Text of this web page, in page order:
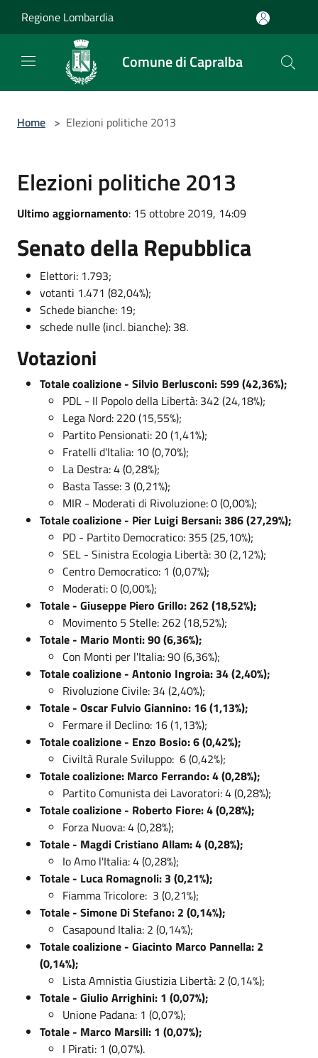
Regione Lombardia
Comune di Capralba
Home > Elezioni politiche 2013
Elezioni politiche 2013
Ultimo aggiornamento: 15 ottobre 2019, 14:09
Senato della Repubblica
Elettori: 1.793;
votanti 1.471 (82,04%);
Schede bianche: 19;
schede nulle (incl. bianche): 38.
Votazioni
Totale coalizione - Silvio Berlusconi: 599 (42,36%);
PDL - Il Popolo della Libertà: 342 (24,18%);
Lega Nord: 220 (15,55%);
Partito Pensionati: 20 (1,41%);
Fratelli d'Italia: 10 (0,70%);
La Destra: 4 (0,28%);
Basta Tasse: 3 (0,21%);
MIR - Moderati di Rivoluzione: 0 (0,00%);
Totale coalizione - Pier Luigi Bersani: 386 (27,29%);
PD - Partito Democratico: 355 (25,10%);
SEL - Sinistra Ecologia Libertà: 30 (2,12%);
Centro Democratico: 1 (0,07%);
Moderati: 0 (0,00%);
Totale - Giuseppe Piero Grillo: 262 (18,52%);
Movimento 5 Stelle: 262 (18,52%);
Totale - Mario Monti: 90 (6,36%);
Con Monti per l'Italia: 90 (6,36%);
Totale coalizione - Antonio Ingroia: 34 (2,40%);
Rivoluzione Civile: 34 (2,40%);
Totale - Oscar Fulvio Giannino: 16 (1,13%);
Fermare il Declino: 16 (1,13%);
Totale coalizione - Enzo Bosio: 6 (0,42%);
Civiltà Rurale Sviluppo: 6 (0,42%);
Totale coalizione: Marco Ferrando: 4 (0,28%);
Partito Comunista dei Lavoratori: 4 (0,28%);
Totale coalizione - Roberto Fiore: 4 (0,28%);
Forza Nuova: 4 (0,28%);
Totale - Magdi Cristiano Allam: 4 (0,28%);
Io Amo l'Italia: 4 (0,28%);
Totale - Luca Romagnoli: 3 (0,21%);
Fiamma Tricolore: 3 (0,21%);
Totale - Simone Di Stefano: 2 (0,14%);
Casapound Italia: 2 (0,14%);
Totale coalizione - Giacinto Marco Pannella: 2
(0,14%);
Lista Amnistia Giustizia Libertà: 2 (0,14%);
Totale - Giulio Arrighini: 1 (0,07%);
Unione Padana: 1 (0,07%);
Totale - Marco Marsili: 1 (0,07%);
I Pirati: 1 (0,07%).